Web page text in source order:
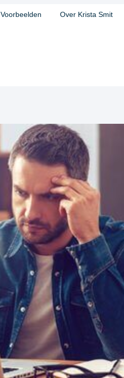
Voorbeelden Over Krista Smit